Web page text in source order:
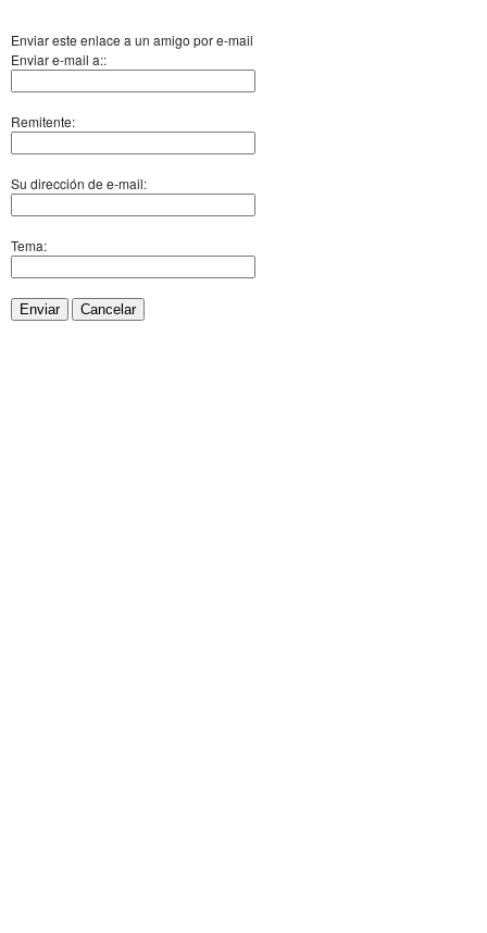
Enviar este enlace a un amigo por e-mail
Enviar e-mail a::
Remitente:
Su dirección de e-mail:
Tema:
Enviar Cancelar